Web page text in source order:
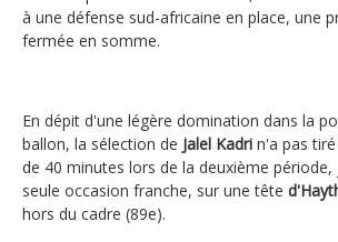
à une défense sud-africaine en place, une
fermée en somme.
En dépit d'une légère domination dans la
ballon, la sélection de Jalel Kadri n'a pas
de 40 minutes lors de la deuxième période,
seule occasion franche, sur une tête
hors du cadre (89e).